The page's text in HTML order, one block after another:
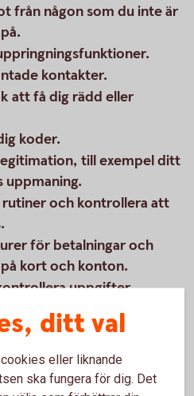
från någon som du inte är
kontakter.
att få dig rädd eller
koder.
till exempel ditt
uppmaning.
och kontrollera att
för betalningar och
kort och konton.
uppgifter.
ge dig svar eftersom de
manipulerade
på företagens hemsidor
ditt val
eller liknande
ska fungera för dig. Det